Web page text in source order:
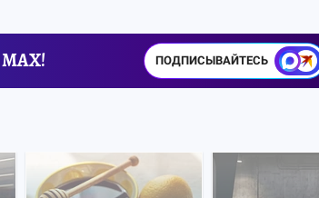
ПОДПИСЫВАЙТЕСЬ